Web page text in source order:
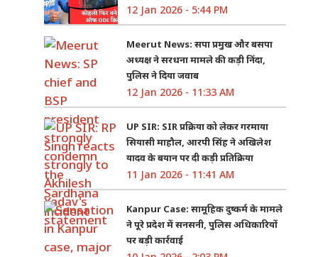
12 Jan 2026 - 5:44 PM
Meerut News: सपा प्रमुख और बसपा
अध्यक्ष ने सरधना मामले की कड़ी निंदा,
पुलिस ने दिया जवाब
12 Jan 2026 - 11:33 AM
UP SIR: SIR प्रक्रिया को लेकर गरमाया
सियासी माहौल, आरपी सिंह ने अखिलेश
यादव के बयान पर दी कड़ी प्रतिक्रिया
11 Jan 2026 - 11:41 AM
Kanpur Case: सामूहिक दुष्कर्म के मामले
ने पूरे प्रदेश में सनसनी, पुलिस अधिकारियों
पर बड़ी कार्रवाई